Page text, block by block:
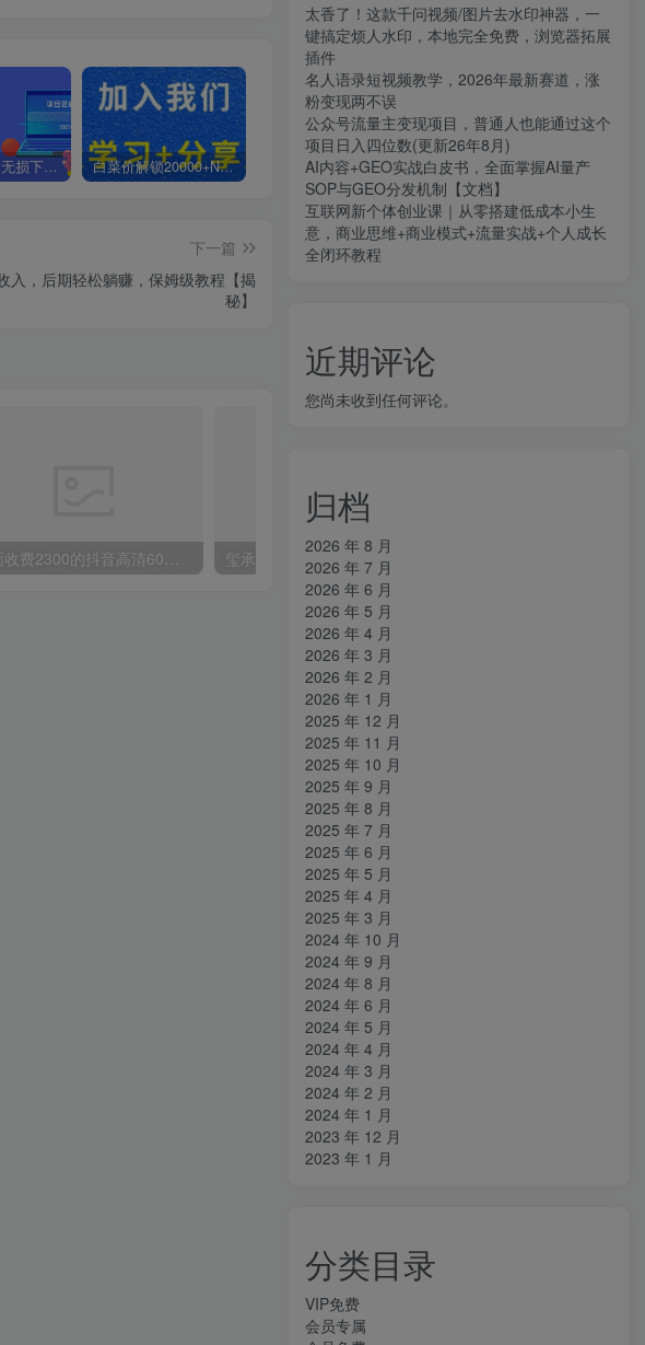
全网VIP课程 无损下载~ 白菜价解锁20000+N个赚钱机会，加入知拾光会员，全站资源免费学习。 加盟知拾光，搭建同款项目资源站，实现日入2000+ 【站长运营资料】无水印课程资源
下一篇
入，后期轻松躺赚，保姆级教程【揭
秘】
外面收费2300的抖音高清60帧视频教程，保证你能学会如何制作视频（教程+插件）
太香了！这款千问视频/图片去水印神器，一
键搞定烦人水印，本地完全免费，浏览器拓展
插件
名人语录短视频教学，2026年最新赛道，涨
粉变现两不误
公众号流量主变现项目，普通人也能通过这个
项目日入四位数(更新26年8月)
AI内容+GEO实战白皮书，全面掌握AI量产
SOP与GEO分发机制【文档】
互联网新个体创业课｜从零搭建低成本小生
意，商业思维+商业模式+流量实战+个人成长
全闭环教程
近期评论
您尚未收到任何评论。
归档
2026 年 8 月
2026 年 7 月
2026 年 6 月
2026 年 5 月
2026 年 4 月
2026 年 3 月
2026 年 2 月
2026 年 1 月
2025 年 12 月
2025 年 11 月
2025 年 10 月
2025 年 9 月
2025 年 8 月
2025 年 7 月
2025 年 6 月
2025 年 5 月
2025 年 4 月
2025 年 3 月
2024 年 10 月
2024 年 9 月
2024 年 8 月
2024 年 6 月
2024 年 5 月
2024 年 4 月
2024 年 3 月
2024 年 2 月
2024 年 1 月
2023 年 12 月
2023 年 1 月
分类目录
VIP免费
会员专属